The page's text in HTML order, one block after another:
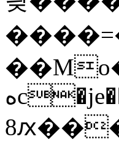
ەc�je��n�VBJ���